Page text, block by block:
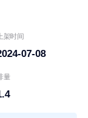
上架时间
07-08
量